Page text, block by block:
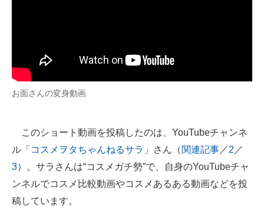
お面さんの変身動画
このショート動画を投稿したのは、YouTubeチャンネ
ル「 コスメヲタちゃんねるサラ 」さん（関連記事 ／2 ／
3）。サラさんは“コスメガチ勢”で、自身のYouTubeチャ
ンネルでコスメ比較動画やコスメあるある動画などを投
稿しています。